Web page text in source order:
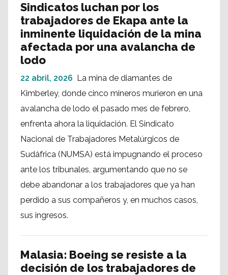
Sindicatos luchan por los
trabajadores de Ekapa ante la
inminente liquidación de la mina
afectada por una avalancha de
lodo
22 abril, 2026 La mina de diamantes de
Kimberley, donde cinco mineros murieron en una
avalancha de lodo el pasado mes de febrero,
enfrenta ahora la liquidación. El Sindicato
Nacional de Trabajadores Metalúrgicos de
Sudáfrica (NUMSA) está impugnando el proceso
ante los tribunales, argumentando que no se
debe abandonar a los trabajadores que ya han
perdido a sus compañeros y, en muchos casos,
sus ingresos.
Malasia: Boeing se resiste a la
decisión de los trabajadores de